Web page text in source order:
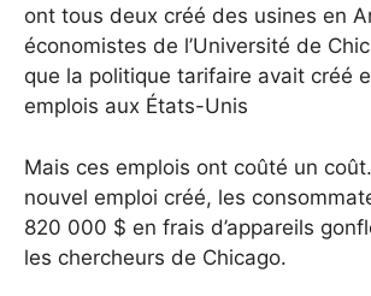
ont tous deux créé des usines en
économistes de l’Université de
que la politique tarifaire avait créé
emplois aux États-Unis
Mais ces emplois ont coûté un
nouvel emploi créé, les
820 000 $ en frais d’appareils
les chercheurs de Chicago.